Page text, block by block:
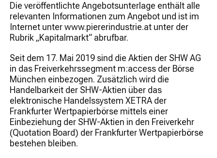
Die veröffentlichte Angebotsunterlage enthält alle
relevanten Informationen zum Angebot und ist im
Internet unter www.piererindustrie.at unter der
Rubrik „Kapitalmarkt“ abrufbar.
Seit dem 17. Mai 2019 sind die Aktien der SHW AG
in das Freiverkehrssegment m:access der Börse
München einbezogen. Zusätzlich wird die
Handelbarkeit der SHW-Aktien über das
elektronische Handelssystem XETRA der
Frankfurter Wertpapierbörse mittels einer
Einbeziehung der SHW-Aktien in den Freiverkehr
(Quotation Board) der Frankfurter Wertpapierbörse
bestehen bleiben.